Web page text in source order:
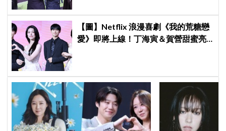
【圖】Netflix 浪漫喜劇《我的荒糖戀
愛》即將上線！丁海寅＆賀營甜蜜亮